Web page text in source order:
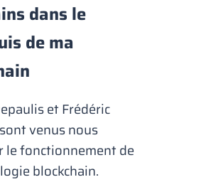
dans le
de ma
et Frédéric
venus nous
le fonctionnement de
blockchain.